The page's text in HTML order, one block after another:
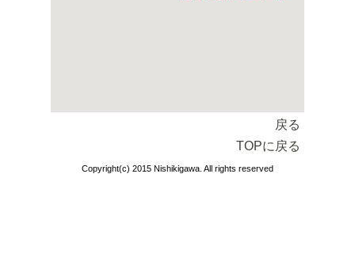
戻る
TOPに戻る
Copyright(c) 2015 Nishikigawa. All rights reserved